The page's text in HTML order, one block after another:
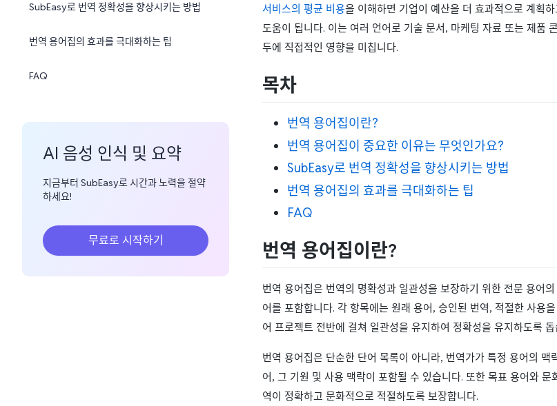
SubEasy로 번역 정확성을 향상시키는 방법
번역 용어집의 효과를 극대화하는 팁
FAQ
AI 음성 인식 및 요약
지금부터 SubEasy로 시간과 노력을 절약
하세요!
무료로 시작하기
서비스의 평균 비용을 이해하면 기업이 예산을 더 효과적으로 계획
도움이 됩니다. 이는 여러 언어로 기술 문서, 마케팅 자료 또는 제품
두에 직접적인 영향을 미칩니다.
목차
번역 용어집이란?
번역 용어집이 중요한 이유는 무엇인가요?
SubEasy로 번역 정확성을 향상시키는 방법
번역 용어집의 효과를 극대화하는 팁
FAQ
번역 용어집이란?
번역 용어집은 번역의 명확성과 일관성을 보장하기 위한 전문 용어
어를 포함합니다. 각 항목에는 원래 용어, 승인된 번역, 적절한 사용
어 프로젝트 전반에 걸쳐 일관성을 유지하여 정확성을 유지하도록 돕
번역 용어집은 단순한 단어 목록이 아니라, 번역가가 특정 용어의
어, 그 기원 및 사용 맥락이 포함될 수 있습니다. 또한 목표 용어와
역이 정확하고 문화적으로 적절하도록 보장합니다.